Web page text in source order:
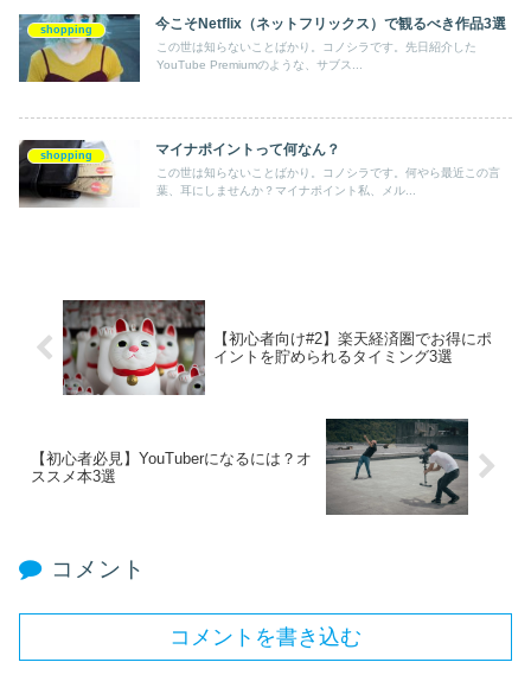
shopping 今こそNetflix（ネットフリックス）で観るべき作品3選
この世は知らないことばかり。コノシラです。先日紹介した
YouTube Premiumのような、サブス...
shopping マイナポイントって何なん？
この世は知らないことばかり。コノシラです。何やら最近この言
葉、耳にしませんか？マイナポイント私、メル...
【初心者向け#2】楽天経済圏でお得にポ
イントを貯められるタイミング3選
【初心者必見】YouTuberになるには？オ
ススメ本3選
コメント
コメントを書き込む